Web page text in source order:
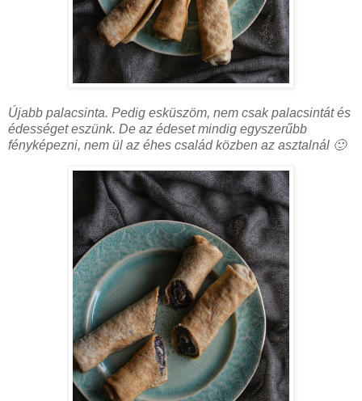
Újabb palacsinta. Pedig esküszöm, nem csak palacsintát és
édességet eszünk. De az édeset mindig egyszerűbb
fényképezni, nem ül az éhes család közben az asztalnál 🙂